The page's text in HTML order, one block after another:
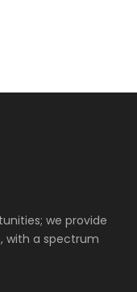
we provide
with a spectrum